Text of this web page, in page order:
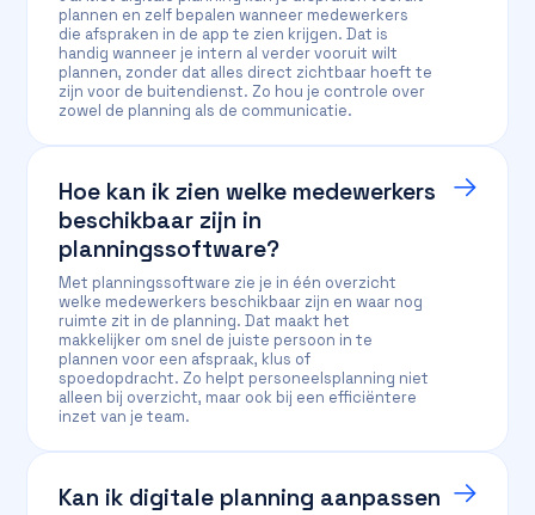
plannen en zelf bepalen wanneer medewerkers
die afspraken in de app te zien krijgen. Dat is
handig wanneer je intern al verder vooruit wilt
plannen, zonder dat alles direct zichtbaar hoeft te
zijn voor de buitendienst. Zo hou je controle over
zowel de planning als de communicatie.
Hoe kan ik zien welke medewerkers
beschikbaar zijn in
planningssoftware?
Met planningssoftware zie je in één overzicht
welke medewerkers beschikbaar zijn en waar nog
ruimte zit in de planning. Dat maakt het
makkelijker om snel de juiste persoon in te
plannen voor een afspraak, klus of
spoedopdracht. Zo helpt personeelsplanning niet
alleen bij overzicht, maar ook bij een efficiëntere
inzet van je team.
Kan ik digitale planning aanpassen